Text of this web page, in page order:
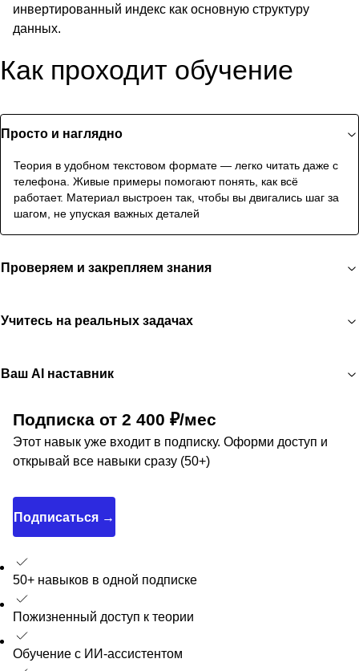
инвертированный индекс как основную структуру
данных.
Как проходит обучение
Просто и наглядно
Теория в удобном текстовом формате — легко читать даже с
телефона. Живые примеры помогают понять, как всё
работает. Материал выстроен так, чтобы вы двигались шаг за
шагом, не упуская важных деталей
Проверяем и закрепляем знания
Учитесь на реальных задачах
Ваш AI наставник
Подписка от 2 400 ₽/мес
Этот навык уже входит в подписку. Оформи доступ и
открывай все навыки сразу (50+)
Подписаться →
50+ навыков в одной подписке
Пожизненный доступ к теории
Обучение с ИИ-ассистентом